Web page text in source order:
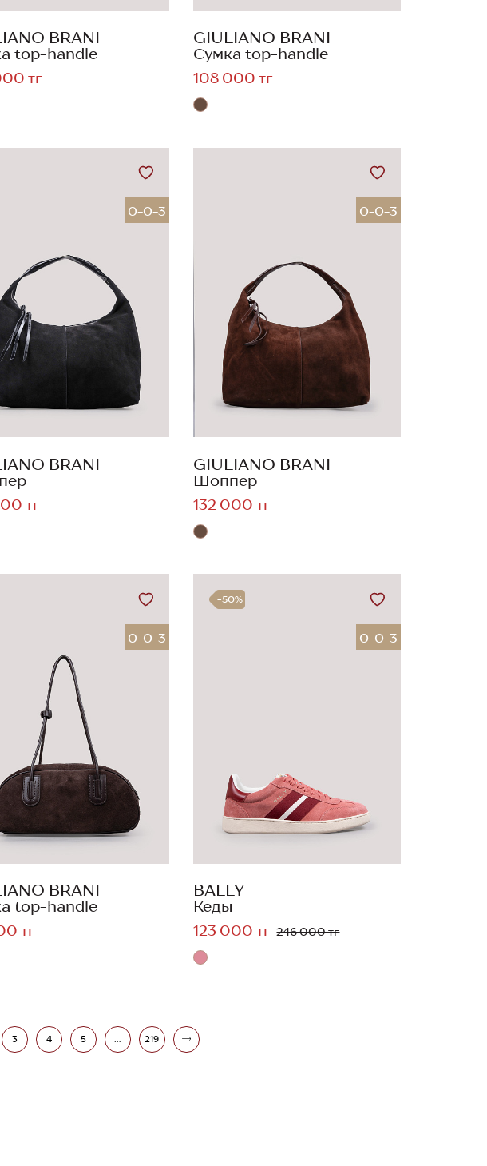
BRANI
top-handle
тг
GIULIANO BRANI
Сумка top-handle
108 000 тг
0-0-3
BRANI
тг
0-0-3
GIULIANO BRANI
Шоппер
132 000 тг
0-0-3
BRANI
top-handle
тг
-50%
0-0-3
BALLY
Кеды
123 000 тг 246 000 тг
3 4 5 219